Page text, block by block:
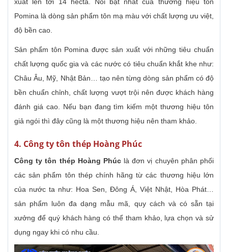
xuất lên tới 14 hecta. Nổi bật nhất của thương hiệu tôn
Pomina là dòng sản phẩm tôn mạ màu với chất lượng ưu việt,
độ bền cao.
Sản phẩm tôn Pomina được sản xuất với những tiêu chuẩn
chất lượng quốc gia và các nước có tiêu chuẩn khắt khe như:
Châu Âu, Mỹ, Nhật Bản… tạo nên từng dòng sản phẩm có độ
bền chuẩn chỉnh, chất lượng vượt trội nên được khách hàng
đánh giá cao. Nếu bạn đang tìm kiếm một thương hiệu tôn
giả ngói thì đây cũng là một thương hiệu nên tham khảo.
4. Công ty tôn thép Hoàng Phúc
Công ty tôn thép Hoàng Phúc là đơn vị chuyên phân phối
các sản phẩm tôn thép chính hãng từ các thương hiệu lớn
của nước ta như: Hoa Sen, Đông Á, Việt Nhật, Hòa Phát…
sản phẩm luôn đa dạng mẫu mã, quy cách và có sẵn tại
xưởng để quý khách hàng có thể tham khảo, lựa chọn và sử
dụng ngay khi có nhu cầu.